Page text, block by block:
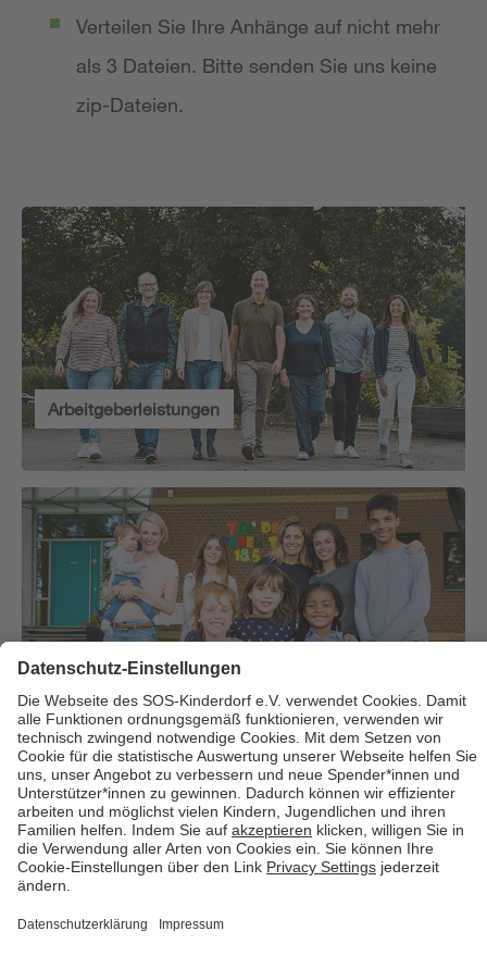
Verteilen Sie Ihre Anhänge auf nicht mehr
als 3 Dateien. Bitte senden Sie uns keine
zip-Dateien.
Arbeitgeberleistungen